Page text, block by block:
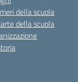
della scuola
della scuola